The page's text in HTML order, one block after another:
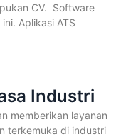
CV. Software
Aplikasi ATS
Industri
memberikan layanan
terkemuka di industri